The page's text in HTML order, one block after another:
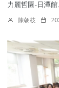
力麗哲園-日潭館
陳朝枝